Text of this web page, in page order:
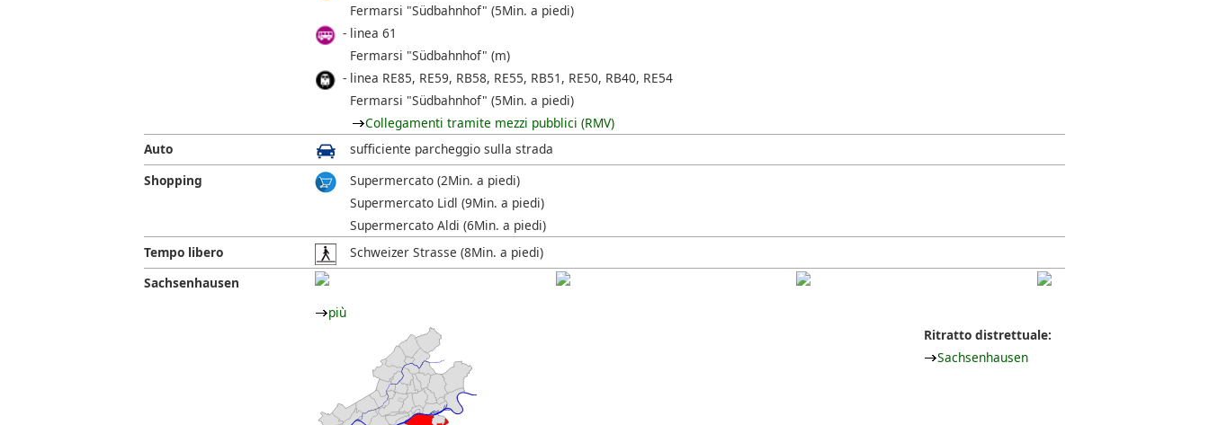
Fermarsi "Südbahnhof" (5Min. a piedi)
linea 61
Fermarsi "Südbahnhof" (m)
linea RE85, RE59, RB58, RE55, RB51, RE50, RB40, RE54
Fermarsi "Südbahnhof" (5Min. a piedi)
Collegamenti tramite mezzi pubblici (RMV)
Auto
sufficiente parcheggio sulla strada
Shopping
Supermercato (2Min. a piedi)
Supermercato Lidl (9Min. a piedi)
Supermercato Aldi (6Min. a piedi)
Tempo libero
Schweizer Strasse (8Min. a piedi)
Sachsenhausen
più
Ritratto distrettuale:
Sachsenhausen